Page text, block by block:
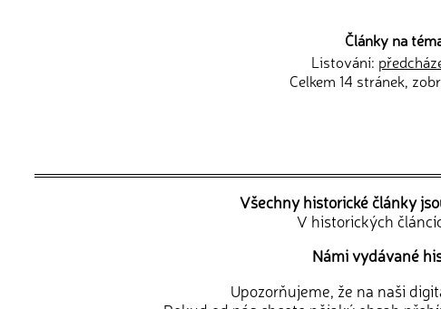
Články na
Listování:
Celkem 14 stránek,
Všechny historické články
V historických
Námi vydávané
Upozorňujeme, že na naši